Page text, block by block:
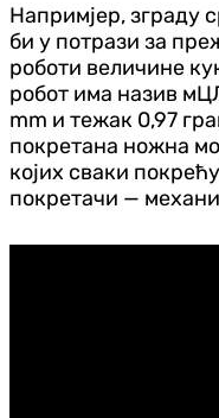
Напримјер, зграду
би у потрази за
роботи величине
робот има назив
mm и тежак 0,97
покретана ножна
којих сваки
покретачи —